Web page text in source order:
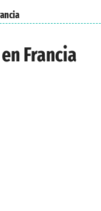
Francia